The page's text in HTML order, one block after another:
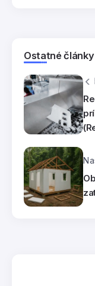
Ostatné články